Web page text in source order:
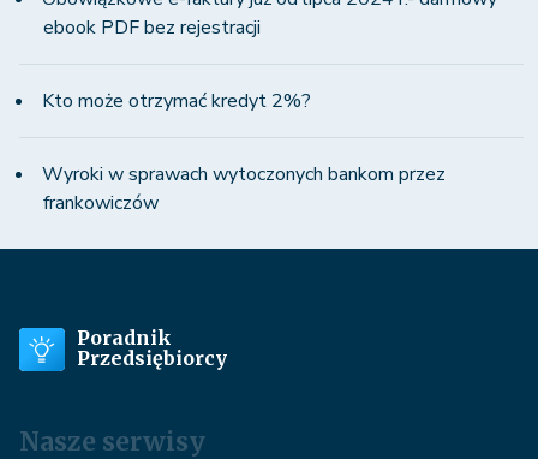
ebook PDF bez rejestracji
Kto może otrzymać kredyt 2%?
Wyroki w sprawach wytoczonych bankom przez
frankowiczów
Poradnik
Przedsiębiorcy
Nasze serwisy